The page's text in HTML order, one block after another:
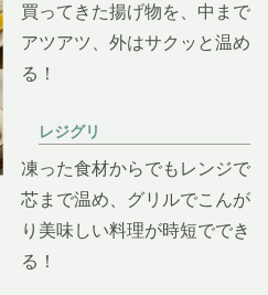
買ってきた揚げ物を、中まで
アツアツ、外はサクッと温め
る！
レジグリ
凍った食材からでもレンジで
芯まで温め、グリルでこんが
り美味しい料理が時短ででき
る！